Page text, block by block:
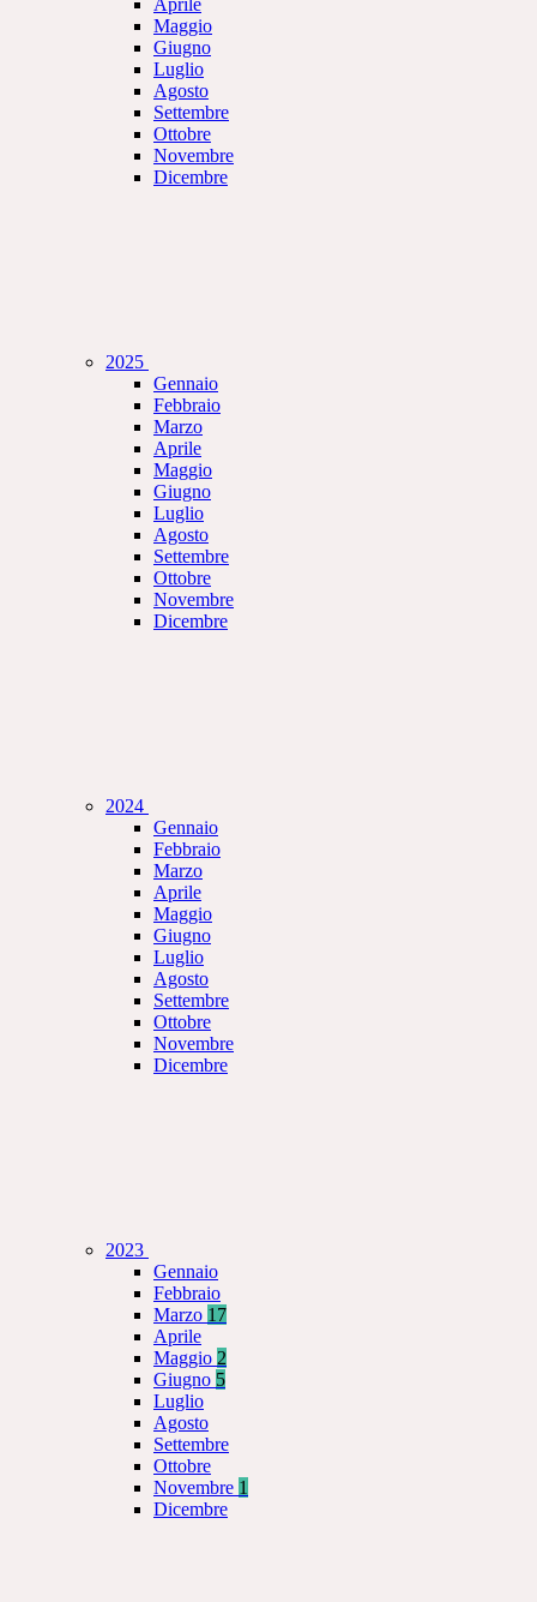
Aprile
Maggio
Giugno
Luglio
Agosto
Settembre
Ottobre
Novembre
Dicembre
2025
Gennaio
Febbraio
Marzo
Aprile
Maggio
Giugno
Luglio
Agosto
Settembre
Ottobre
Novembre
Dicembre
2024
Gennaio
Febbraio
Marzo
Aprile
Maggio
Giugno
Luglio
Agosto
Settembre
Ottobre
Novembre
Dicembre
2023
Gennaio
Febbraio
Marzo 17
Aprile
Maggio 2
Giugno 5
Luglio
Agosto
Settembre
Ottobre
Novembre 1
Dicembre